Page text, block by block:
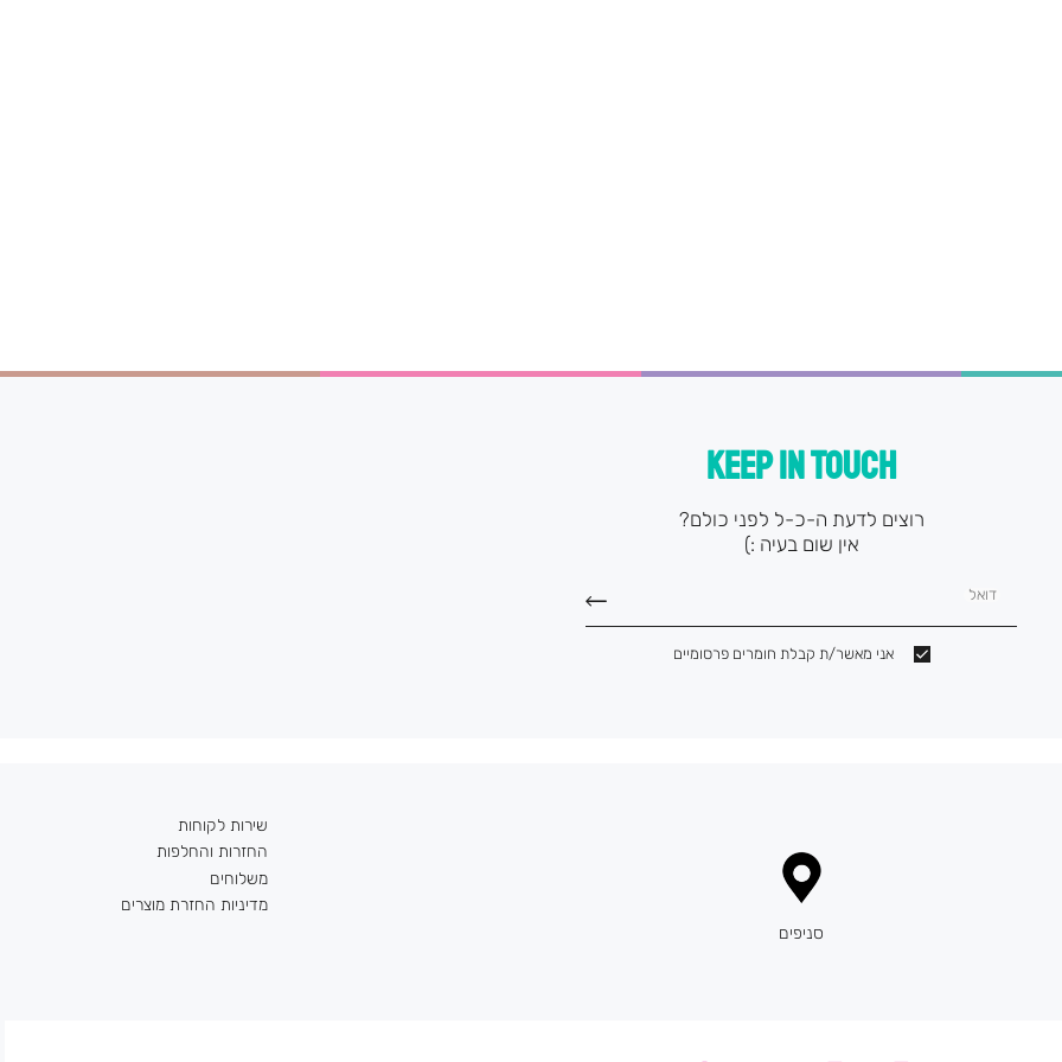
KEEP IN TOUCH
רוצים לדעת ה-כ-ל לפני כולם?
אין שום בעיה :)
דואל
אני מאשר/ת קבלת חומרים פרסומיים
סניפים
שירות לקוחות
החזרות והחלפות
משלוחים
מדיניות החזרת מוצרים